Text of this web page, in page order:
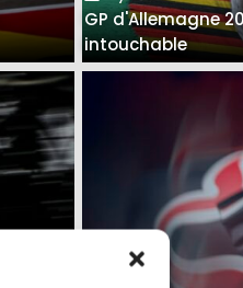
GP d'Allemagne
intouchable